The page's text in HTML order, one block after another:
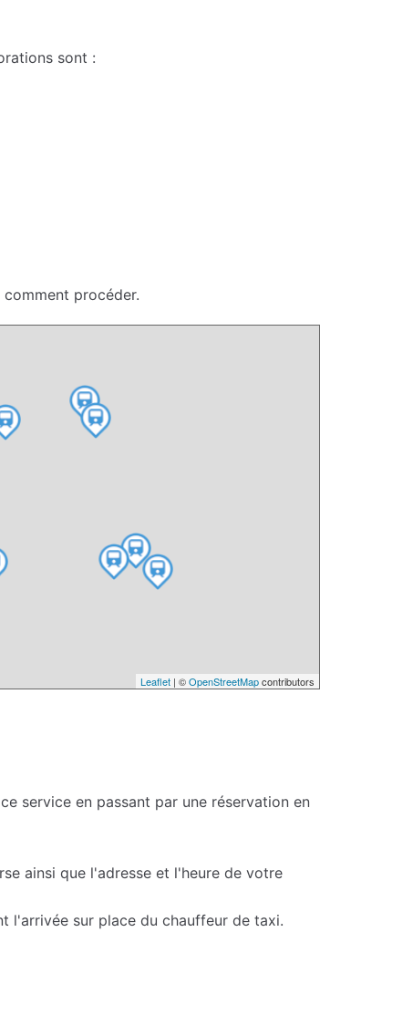
sont :
procéder.
Leaflet | ©OpenStreetMapcontributors
service en passant par une réservation en
ainsi que l'adresse et l'heure de votre
l'arrivée sur place du chauffeur de taxi.